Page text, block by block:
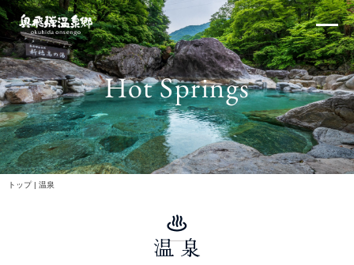
内
容
を
ス
キ
ッ
プ
Hot Springs
トップ| 温泉
温 泉
×
北アルプス